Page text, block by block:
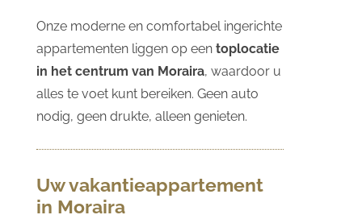
Onze moderne en comfortabel ingerichte
appartementen liggen op een toplocatie
in het centrum van Moraira, waardoor u
alles te voet kunt bereiken. Geen auto
nodig, geen drukte, alleen genieten.
Uw vakantieappartement
in Moraira